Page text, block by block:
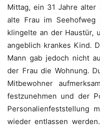
Mittag, ein 31 Jahre
alte Frau im
klingelte an der Haustür,
angeblich krankes Kind.
Mann gab jedoch nicht
der Frau die Wohnung.
Mitbewohner
festzunehmen und der
Personalienfeststellung
wieder entlassen